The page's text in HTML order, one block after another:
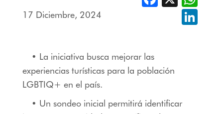
17 Diciembre, 2024
• La iniciativa busca mejorar las
experiencias turísticas para la población
LGBTIQ+ en el país.
• Un sondeo inicial permitirá identificar